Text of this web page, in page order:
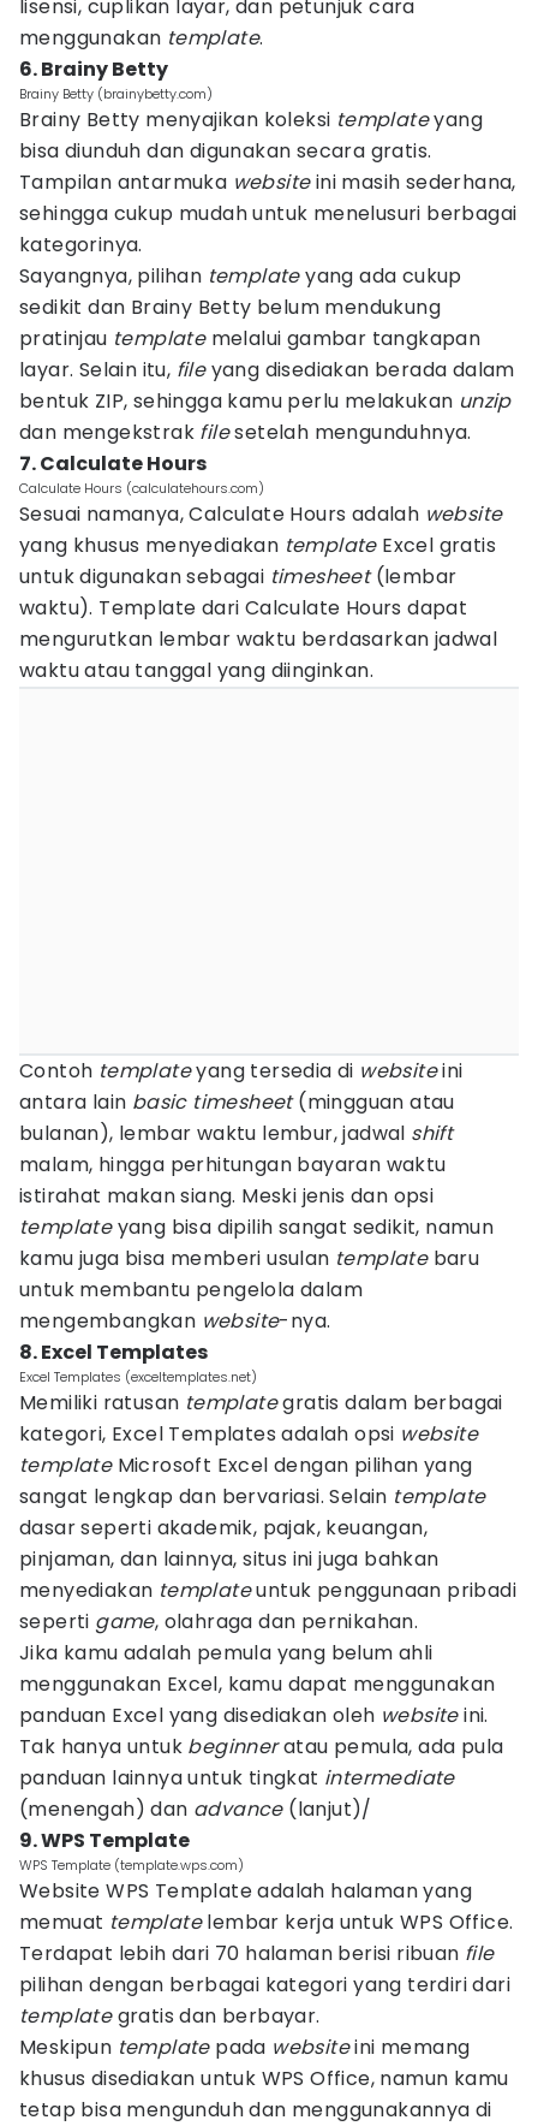
lisensi, cuplikan layar, dan petunjuk cara
menggunakan template.
6. Brainy Betty
Brainy Betty (brainybetty.com)
Brainy Betty menyajikan koleksi templateyang
bisa diunduh dan digunakan secara gratis.
Tampilan antarmuka websiteini masih sederhana,
sehingga cukup mudah untuk menelusuri berbagai
kategorinya.
Sayangnya, pilihan templateyang ada cukup
sedikit dan Brainy Betty belum mendukung
pratinjau templatemelalui gambar tangkapan
layar. Selain itu, fileyang disediakan berada dalam
bentuk ZIP, sehingga kamu perlu melakukan unzip
dan mengekstrak filesetelah mengunduhnya.
7. Calculate Hours
Calculate Hours (calculatehours.com)
Sesuai namanya, Calculate Hours adalah website
yang khusus menyediakan templateExcel gratis
untuk digunakan sebagai timesheet(lembar
waktu). Template dari Calculate Hours dapat
mengurutkan lembar waktu berdasarkan jadwal
waktu atau tanggal yang diinginkan.
Contoh templateyang tersedia di websiteini
antara lain basic timesheet(mingguan atau
bulanan), lembar waktu lembur, jadwal shift
malam, hingga perhitungan bayaran waktu
istirahat makan siang. Meski jenis dan opsi
templateyang bisa dipilih sangat sedikit, namun
kamu juga bisa memberi usulan templatebaru
untuk membantu pengelola dalam
mengembangkan website-nya.
8. Excel Templates
Excel Templates (exceltemplates.net)
Memiliki ratusan templategratis dalam berbagai
kategori, Excel Templates adalah opsi website
templateMicrosoft Excel dengan pilihan yang
sangat lengkap dan bervariasi. Selain template
dasar seperti akademik, pajak, keuangan,
pinjaman, dan lainnya, situs ini juga bahkan
menyediakan templateuntuk penggunaan pribadi
seperti game, olahraga dan pernikahan.
Jika kamu adalah pemula yang belum ahli
menggunakan Excel, kamu dapat menggunakan
panduan Excel yang disediakan oleh websiteini.
Tak hanya untuk beginneratau pemula, ada pula
panduan lainnya untuk tingkat intermediate
(menengah) dan advance(lanjut)/
9. WPS Template
WPS Template (template.wps.com)
Website WPS Template adalah halaman yang
memuat templatelembar kerja untuk WPS Office.
Terdapat lebih dari 70 halaman berisi ribuan file
pilihan dengan berbagai kategori yang terdiri dari
templategratis dan berbayar.
Meskipun templatepada websiteini memang
khusus disediakan untuk WPS Office, namun kamu
tetap bisa mengunduh dan menggunakannya di